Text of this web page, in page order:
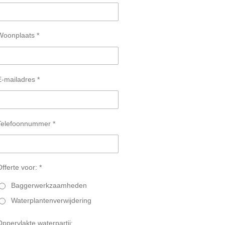
*
mailadres *
*
voor: *
Baggerwerkzaamheden
Waterplantenverwijdering
waterpartij: